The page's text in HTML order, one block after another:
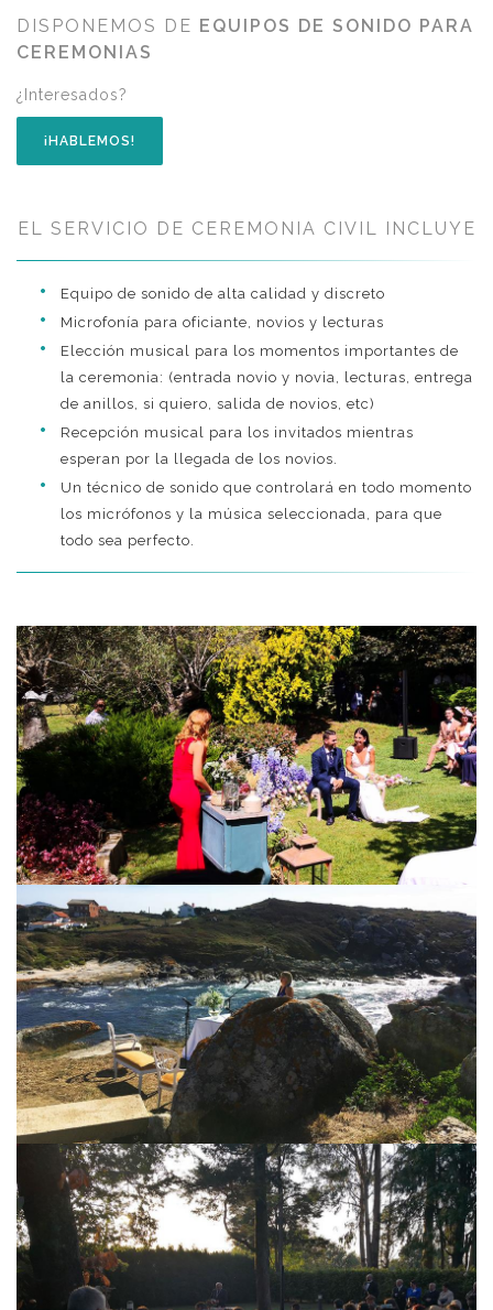
DISPONEMOS DE EQUIPOS DE SONIDO PARA
CEREMONIAS
¿Interesados?
¡HABLEMOS!
EL SERVICIO DE CEREMONIA CIVIL INCLUYE
Equipo de sonido de alta calidad y discreto
Microfonía para oficiante, novios y lecturas
Elección musical para los momentos importantes de
la ceremonia: (entrada novio y novia, lecturas, entrega
de anillos, si quiero, salida de novios, etc)
Recepción musical para los invitados mientras
esperan por la llegada de los novios.
Un técnico de sonido que controlará en todo momento
los micrófonos y la música seleccionada, para que
todo sea perfecto.